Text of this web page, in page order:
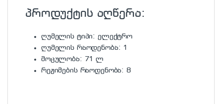
პროდუქტის აღწერა:
ღუმელის ტიპი: ელექტრო
ღუმელის რაოდენობა: 1
მოცულობა: 71 ლ
რეჟიმების რაოდენობა: 8